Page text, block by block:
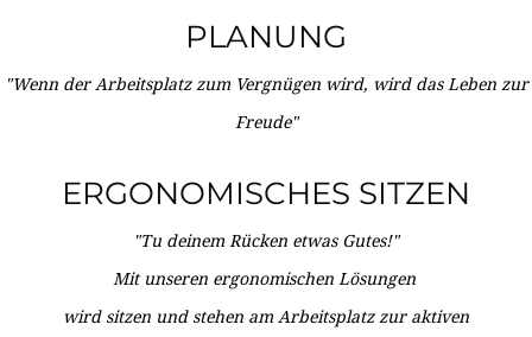
PLANUNG
"Wenn der Arbeitsplatz zum Vergnügen wird, wird das Leben zur
Freude"
ERGONOMISCHES SITZEN
"Tu deinem Rücken etwas Gutes!"
Mit unseren ergonomischen Lösungen
wird sitzen und stehen am Arbeitsplatz zur aktiven